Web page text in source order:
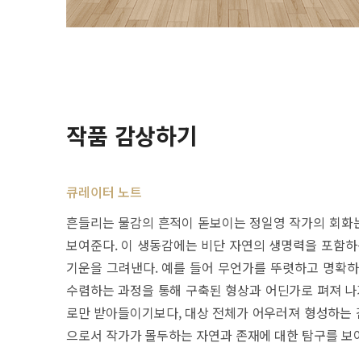
작품 감상하기
큐레이터 노트
흔들리는 물감의 흔적이 돋보이는 정일영 작가의 회
보여준다. 이 생동감에는 비단 자연의 생명력을 포함
기운을 그려낸다. 예를 들어 무언가를 뚜렷하고 명확
수렴하는 과정을 통해 구축된 형상과 어딘가로 펴져
로만 받아들이기보다, 대상 전체가 어우러져 형성하
으로서 작가가 몰두하는 자연과 존재에 대한 탐구를